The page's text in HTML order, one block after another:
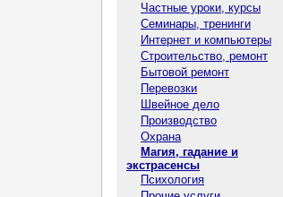
Частные уроки, курсы
Семинары, тренинги
Интернет и компьютеры
Строительство, ремонт
Бытовой ремонт
Перевозки
Швейное дело
Производство
Охрана
Магия, гадание и
экстрасенсы
Психология